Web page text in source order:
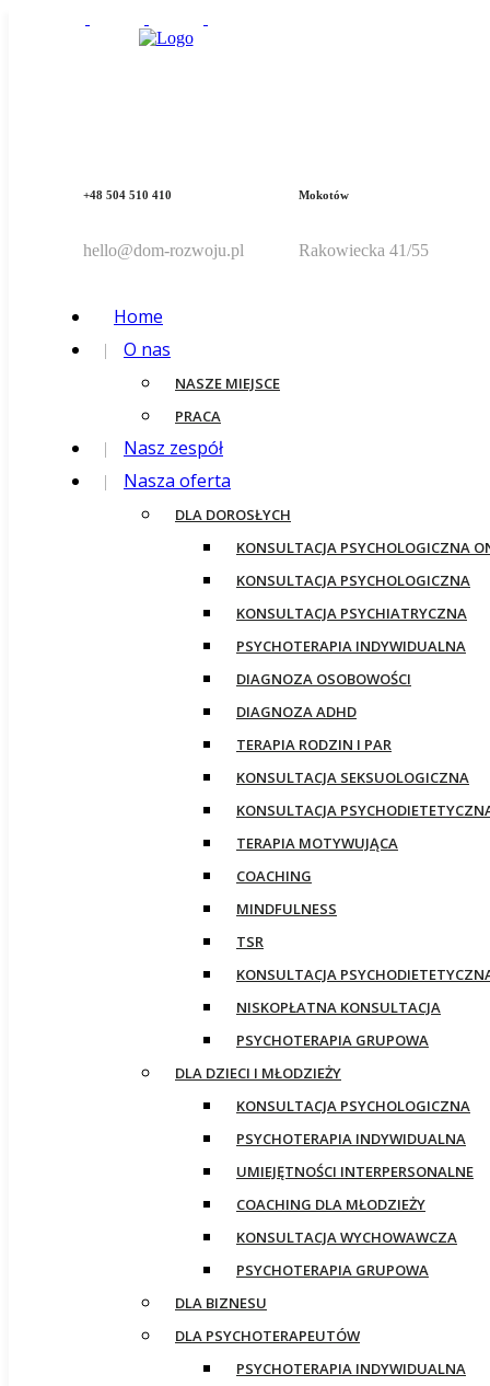
+48 504 510 410
hello@dom-rozwoju.pl
Mokotów
Rakowiecka 41/55
Home
O nas
NASZE MIEJSCE
PRACA
Nasz zespół
Nasza oferta
DLA DOROSŁYCH
KONSULTACJA PSYCHOLOGICZNA
KONSULTACJA PSYCHOLOGICZNA
KONSULTACJA PSYCHIATRYCZNA
PSYCHOTERAPIA INDYWIDUALNA
DIAGNOZA OSOBOWOŚCI
DIAGNOZA ADHD
TERAPIA RODZIN I PAR
KONSULTACJA SEKSUOLOGICZNA
KONSULTACJA
TERAPIA MOTYWUJĄCA
COACHING
MINDFULNESS
TSR
KONSULTACJA
NISKOPŁATNA KONSULTACJA
PSYCHOTERAPIA GRUPOWA
DLA DZIECI I MŁODZIEŻY
KONSULTACJA PSYCHOLOGICZNA
PSYCHOTERAPIA INDYWIDUALNA
UMIEJĘTNOŚCI INTERPERSONALNE
COACHING DLA MŁODZIEŻY
KONSULTACJA WYCHOWAWCZA
PSYCHOTERAPIA GRUPOWA
DLA BIZNESU
DLA PSYCHOTERAPEUTÓW
PSYCHOTERAPIA INDYWIDUALNA